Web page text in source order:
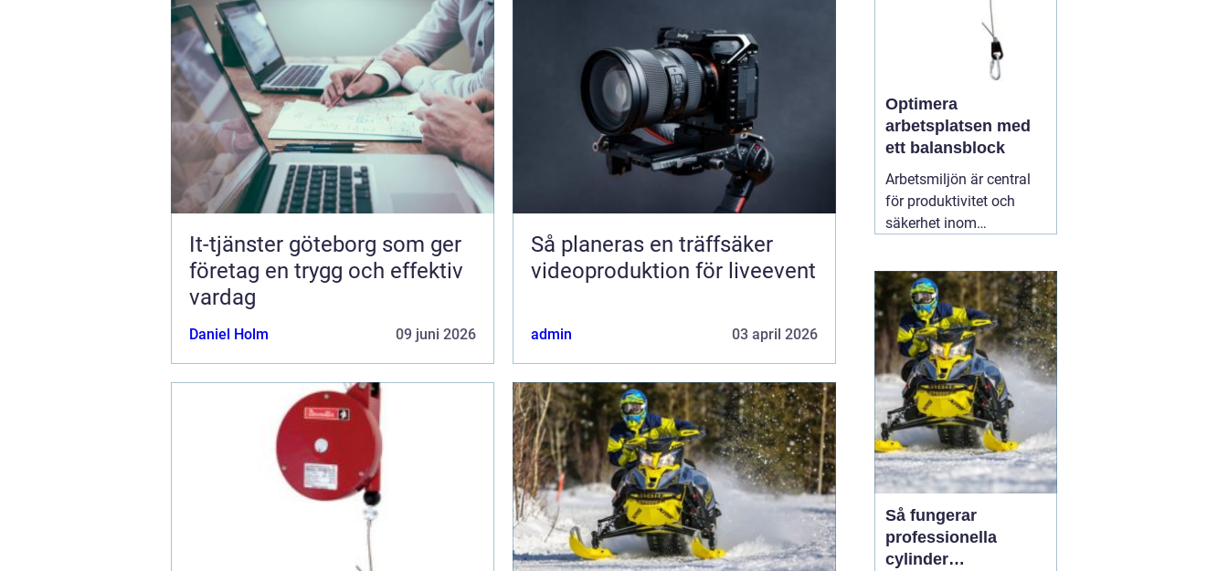
It-tjänster göteborg som ger
företag en trygg och effektiv
vardag
Daniel Holm 09 juni 2026
Så planeras en träffsäker
videoproduktion för liveevent
admin 03 april 2026
Optimera
arbetsplatsen med
ett balansblock
Arbetsmiljön är central
för produktivitet och
säkerhet inom
över. För att skapa en
optimal arbetsmiljö är
ergonomi och
hjälpmedel15 februari
2026
Så fungerar
professionella
cylinder